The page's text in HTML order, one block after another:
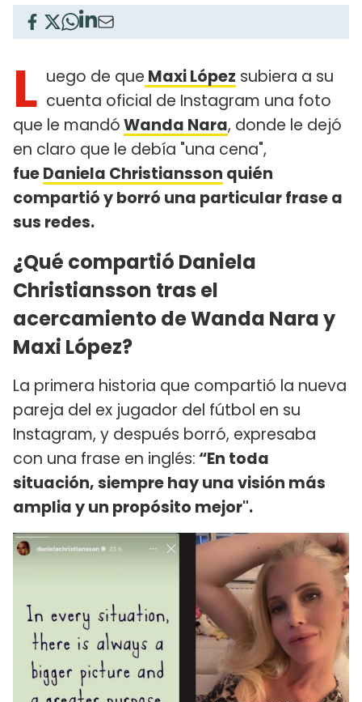
L uego de que Maxi López subiera a su
cuenta oficial de Instagram una foto
que le mandóWanda Nara, donde le dejó
en claro que le debía "una cena",
fueDaniela Christiansson quién
compartió y borró una particular frase a
sus redes.
¿Qué compartió Daniela
Christiansson tras el
acercamiento de Wanda Nara y
Maxi López?
La primera historia que compartió la nueva
pareja del ex jugador del fútbol en su
Instagram, y después borró, expresaba
con una frase en inglés: “En toda
situación, siempre hay una visión más
amplia y un propósito mejor".